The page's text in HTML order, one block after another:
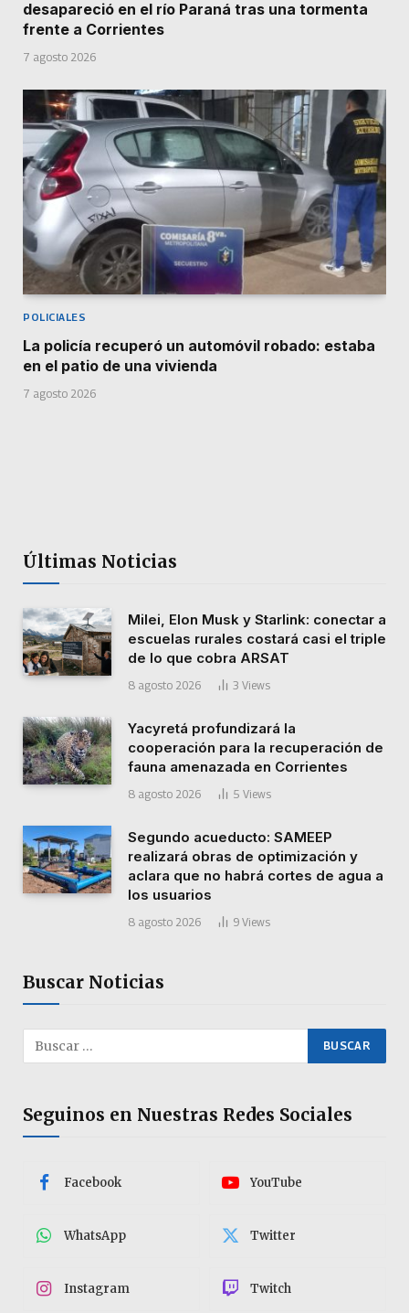
desapareció en el río Paraná tras una tormenta
frente a Corrientes
7 agosto 2026
POLICIALES
La policía recuperó un automóvil robado: estaba
en el patio de una vivienda
7 agosto 2026
Últimas Noticias
Milei, Elon Musk y Starlink: conectar a
escuelas rurales costará casi el triple
de lo que cobra ARSAT
8 agosto 2026 3 Views
Yacyretá profundizará la
cooperación para la recuperación de
fauna amenazada en Corrientes
8 agosto 2026 5 Views
Segundo acueducto: SAMEEP
realizará obras de optimización y
aclara que no habrá cortes de agua a
los usuarios
8 agosto 2026 9 Views
Buscar Noticias
Seguinos en Nuestras Redes Sociales
Facebook YouTube
WhatsApp Twitter
Instagram Twitch